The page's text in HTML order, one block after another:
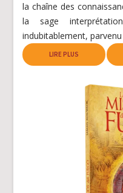
la chaîne des
la sage
indubitablement,
LIRE PLUS